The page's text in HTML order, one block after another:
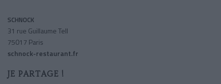
SCHNOCK
31 rue Guillaume Tell
75017 Paris
schnock-restaurant.fr
JE PARTAGE !